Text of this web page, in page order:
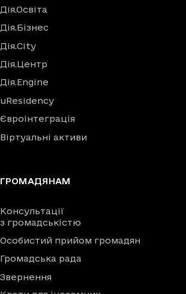
Дія.Освіта
Дія.Бізнес
Дія.City
Дія.Центр
Дія.Engine
uResidency
Євроінтеграція
Віртуальні активи
ГРОМАДЯНАМ
Консультації
з громадськістю
Особистий прийом громадян
Громадська рада
Звернення